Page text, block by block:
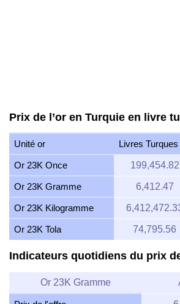
Prix de l’or en Turquie en livre
Unité or Livres Turques
Or 23K Once 199,454.82
Or 23K Gramme 6,412.47
Or 23K Kilogramme
Or 23K Tola 74,795.56
Indicateurs quotidiens du prix
Or 23K Gramme